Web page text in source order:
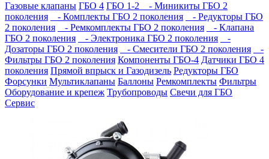
Газовые клапаны ГБО 4 ГБО 1-2
- Миникиты ГБО 2
поколения
- Комплекты ГБО 2 поколения
- Редукторы ГБО
2 поколения
- Ремкомплекты ГБО 2 поколения
- Клапана
ГБО 2 поколения
- Электроника ГБО 2 поколения
-
Дозаторы ГБО 2 поколения
- Смесители ГБО 2 поколения
-
Фильтры ГБО 2 поколения Компоненты ГБО-4 Датчики ГБО 4
поколения Прямой впрыск и Газодизель Редукторы ГБО
Форсунки Мультиклапаны Баллоны Ремкомплекты Фильтры
Оборудование и крепеж Трубопроводы Свечи для ГБО
Сервис